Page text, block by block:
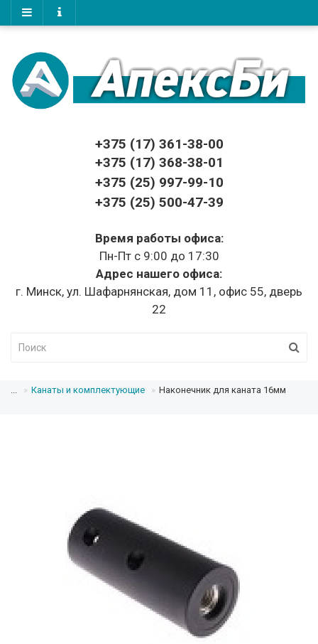
+375 (17) 361-38-00
+375 (17) 368-38-01
+375 (25) 997-99-10
+375 (25) 500-47-39
Время работы офиса:
Пн-Пт с 9:00 до 17:30
Адрес нашего офиса:
г. Минск, ул. Шафарнянская, дом 11, офис 55, дверь
22
Канаты и комплектующие Наконечник для каната 16мм